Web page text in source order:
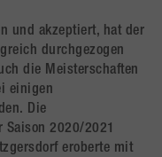
und akzeptiert, hat der
durchgezogen
die Meisterschaften
einigen
Die
Saison 2020/2021
eroberte mit